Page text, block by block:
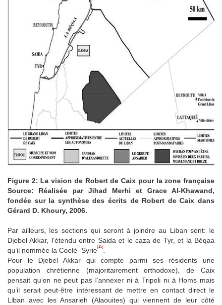
Figure 2: La vision de Robert de Caix pour la zone française
Source: Réalisée par Jihad Merhi et Grace Al-Khawand,
fondée sur la synthèse des écrits de Robert de Caix dans
Gérard D. Khoury, 2006.
Par ailleurs, les sections qui seront à joindre au Liban sont: le
Djebel Akkar, l’étendu entre Saida et le caza de Tyr, et la Béqaa
qu’il nommée la Coelé–Syrie[15]
Pour le Djebel Akkar qui compte parmi ses résidents une
population chrétienne (majoritairement orthodoxe), de Caix
pensait qu’on ne peut pas l’annexer ni à Tripoli ni à Homs mais
qu’il serait peut-être intéressant de mettre en contact direct le
Liban avec les Ansarieh (Alaouites) qui viennent de leur côté